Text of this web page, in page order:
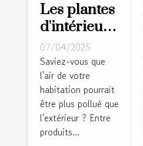
Les plantes
d'intérieur
faciles
d'entretien
pour
purifier l'air
de votre
maison
07/04/2025
Saviez-vous que
l'air de votre
habitation pourrait
être plus pollué que
l'extérieur ? Entre
produits...